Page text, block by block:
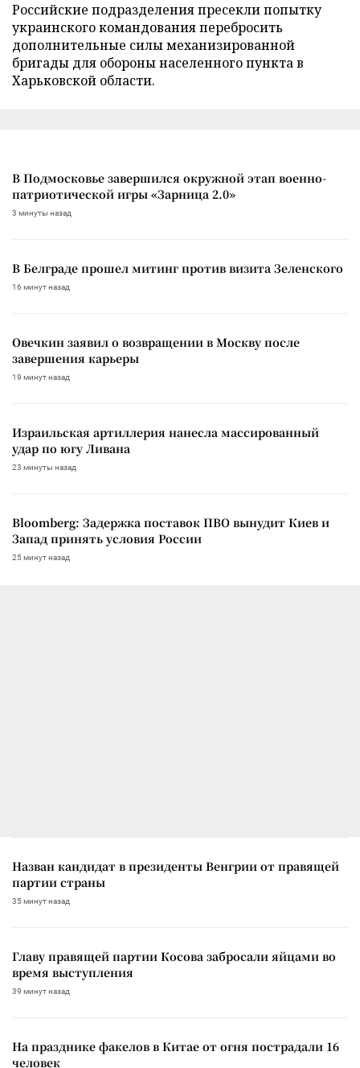
Российские подразделения пресекли попытку
украинского командования перебросить
дополнительные силы механизированной
бригады для обороны населенного пункта в
Харьковской области.
В Подмосковье завершился окружной этап военно-
патриотической игры «Зарница 2.0»
3 минуты назад
В Белграде прошел митинг против визита Зеленского
16 минут назад
Овечкин заявил о возвращении в Москву после
завершения карьеры
19 минут назад
Израильская артиллерия нанесла массированный
удар по югу Ливана
23 минуты назад
Bloomberg: Задержка поставок ПВО вынудит Киев и
Запад принять условия России
25 минут назад
Назван кандидат в президенты Венгрии от правящей
партии страны
35 минут назад
Главу правящей партии Косова забросали яйцами во
время выступления
39 минут назад
На празднике факелов в Китае от огня пострадали 16
человек